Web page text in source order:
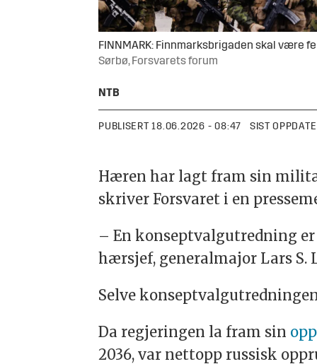
FINNMARK: Finnmarksbrigaden skal være
Sørbø, Forsvarets forum
NTB
PUBLISERT 18.06.2026 - 08:47 SIST
Hæren har lagt fram sin
skriver Forsvaret i en
– En konseptvalgutredning
hærsjef, generalmajor Lars S.
Selve
Da regjeringen la fram sin
2036, var nettopp russisk